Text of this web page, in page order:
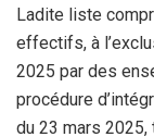
Ladite liste
effectifs, à
2025 par des
procédure
du 23 mars 2025,